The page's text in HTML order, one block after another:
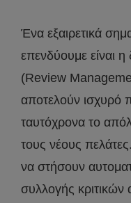
Ένα εξαιρετικά
επενδύουμε είναι η
(Review
αποτελούν ισχυρό
ταυτόχρονα το
τους νέους
να στήσουν
συλλογής κριτικών